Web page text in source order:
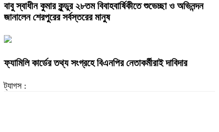
বাবু স্বাধীন কুমার কুন্ডুর ২৮তম বিবাহবার্ষিকীতে শুভেচ্ছা ও অভিনন্দন
জানালেন শেরপুরের সর্বস্তরের মানুষ
ফ্যামিলি কার্ডের তথ্য সংগ্রহে বিএনপির নেতাকর্মীরাই দাবিদার
ট্যাগস :